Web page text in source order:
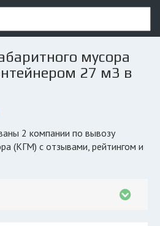
мусора
27 м3 в
(КГМ) с отзывами, рейтингом и